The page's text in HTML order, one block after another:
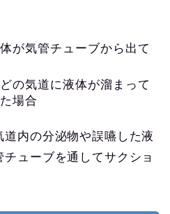
が気管チューブから出て
の気道に液体が溜まって
場合
内の分泌物や誤嚥した液
ューブを通してサクショ